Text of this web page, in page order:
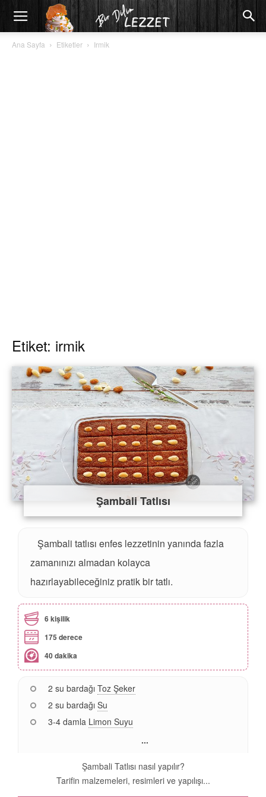
Ana Sayfa Etiketler Irmik
Etiket: irmik
Şambali Tatlısı
Şambali tatlısı enfes lezzetinin yanında fazla
zamanınızı almadan kolayca
hazırlayabileceğiniz pratik bir tatlı.
6 kişilik
175 derece
40 dakika
2 su bardağı Toz Şeker
2 su bardağı Su
3-4 damla Limon Suyu
...
Şambali Tatlısı nasıl yapılır?
Tarifin malzemeleri, resimleri ve yapılışı...